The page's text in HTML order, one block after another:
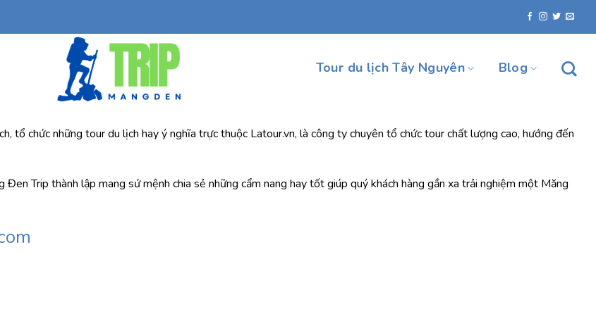
Tour du lịch Tây Nguyên Blog
tổ chức những tour du lịch hay ý nghĩa trực thuộc Latour.vn, là công ty chuyên tổ chức tour chất lượng cao, hướng đến
Trip thành lập mang sứ mệnh chia sẻ những cẩm nang hay tốt giúp quý khách hàng gần xa trải nghiệm một Măng